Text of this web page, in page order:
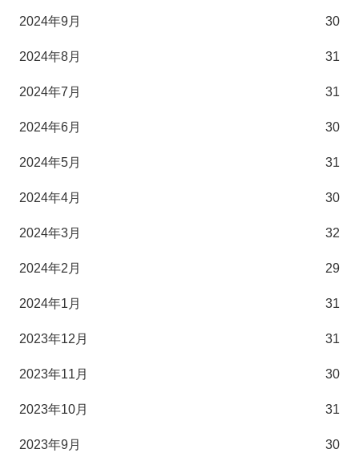
2024年9月 30
2024年8月 31
2024年7月 31
2024年6月 30
2024年5月 31
2024年4月 30
2024年3月 32
2024年2月 29
2024年1月 31
2023年12月 31
2023年11月 30
2023年10月 31
2023年9月 30